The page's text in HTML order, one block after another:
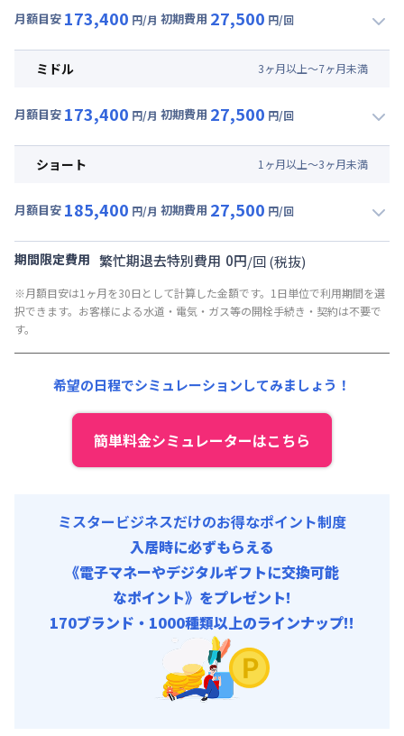
月額目安 173,400 円/月 初期費用 27,500 円/回
月額賃料目安(30日利用)
光熱費他 : 24,000円/月 (800円/日) (税抜)
その他費用 :
ミドル 3ヶ月以上～7ヶ月未満
月額目安 173,400 円/月 初期費用 27,500 円/回
月額賃料目安(30日利用)
光熱費他 : 24,000円/月 (800円/日) (税抜)
その他費用 :
ショート 1 ヶ月以上～3ヶ月未満
月額目安 185,400 円/月 初期費用 27,500 円/回
月額賃料目安(30日利用)
光熱費他 : 24,000円/月 (800円/日) (税抜)
清掃料他 :
その他費用 :
期間限定費用 繁忙期退去特別費用 0円/回(税抜)
※月額目安は1ヶ月を30日として計算した金額です。1日単位で利用期間を選
択できます。お客様による水道・電気・ガス等の開栓手続き・契約は不要で
す。
希望の日程でシミュレーションしてみましょう！
簡単料金シミュレーターはこちら
ミスタービジネスだけのお得なポイント制度
入居時に必ずもらえる
《電子マネーやデジタルギフトに交換可能
なポイント》をプレゼント!
170ブランド・1000種類以上のラインナップ!!